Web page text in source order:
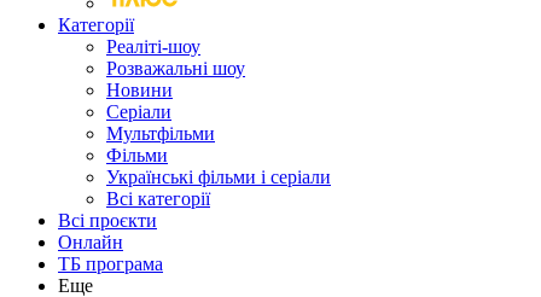
Категорії
Реаліті-шоу
Розважальні шоу
Новини
Серіали
Мультфільми
Фільми
Українські фільми і серіали
Всі категорії
Всі проєкти
Онлайн
ТБ програма
Еще